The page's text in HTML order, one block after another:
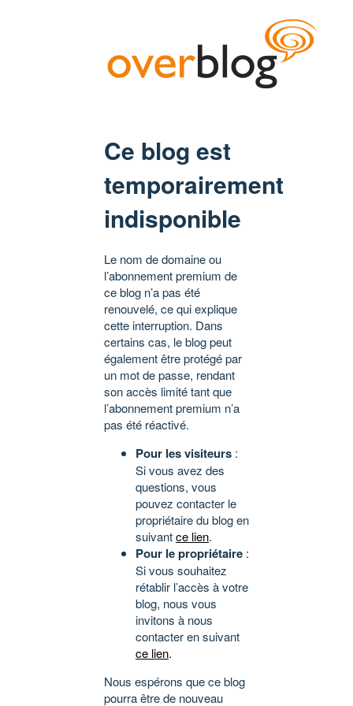
Ce blog est
temporairement
indisponible
Le nom de domaine ou
l’abonnement premium de
ce blog n’a pas été
renouvelé, ce qui explique
cette interruption. Dans
certains cas, le blog peut
également être protégé par
un mot de passe, rendant
son accès limité tant que
l’abonnement premium n’a
pas été réactivé.
Pour les visiteurs :
Si vous avez des
questions, vous
pouvez contacter le
propriétaire du blog en
suivantce lien.
Pour le propriétaire :
Si vous souhaitez
rétablir l’accès à votre
blog, nous vous
invitons à nous
contacter en suivant
ce lien.
Nous espérons que ce blog
pourra être de nouveau